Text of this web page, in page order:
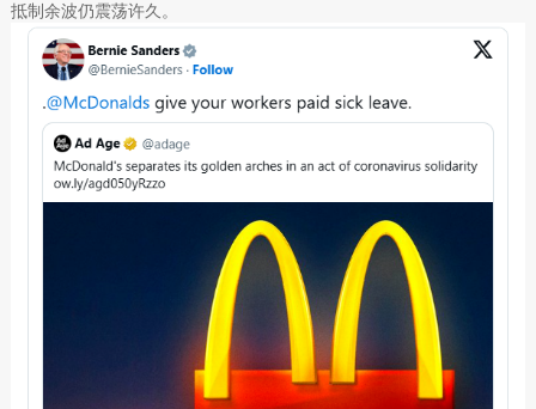
抵制余波仍震荡许久。